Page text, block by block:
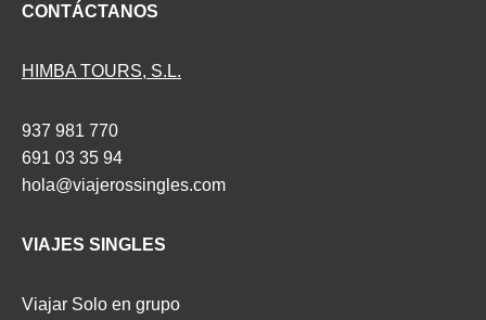
CONTÁCTANOS
HIMBA TOURS, S.L.
937 981 770
691 03 35 94
hola@viajerossingles.com
VIAJES SINGLES
Viajar Solo en grupo